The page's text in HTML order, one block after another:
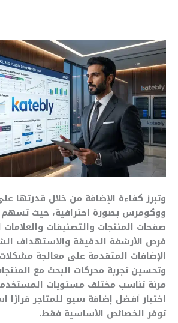
وتبرز كفاءة الإضافة من خلال قدرتها
ووكومرس بصورة احترافية، حيث
صفحات المنتجات والتصنيفات والعلامات
فرص الأرشفة الدقيقة والاستهداف
الإضافات المتقدمة على معالجة
وتحسين تجربة محركات البحث مع
مرنة تناسب مختلف مستويات
اختيار أفضل إضافة سيو للمتاجر قرارًا
توفر الخصائص الأساسية فقط.